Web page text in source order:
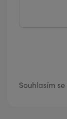
Souhlasím se